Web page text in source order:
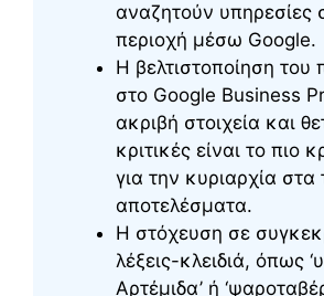
αναζητούν υπηρεσίες
περιοχή μέσω Google.
Η βελτιστοποίηση του
στο Google Business
ακριβή στοιχεία και
κριτικές είναι το πιο
για την κυριαρχία στα
αποτελέσματα.
Η στόχευση σε
λέξεις-κλειδιά, όπως
Αρτέμιδα’ ή